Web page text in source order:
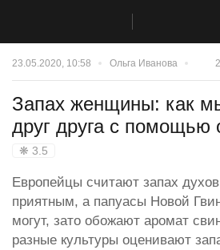
23.05.2020, 10:58 Ольга Иванова 2
Запах женщины: как
друг друга с помощью
❋ 3.5
Европейцы считают запах
приятным, а папуасы Новой
могут, зато обожают аромат
разные культуры оценивают